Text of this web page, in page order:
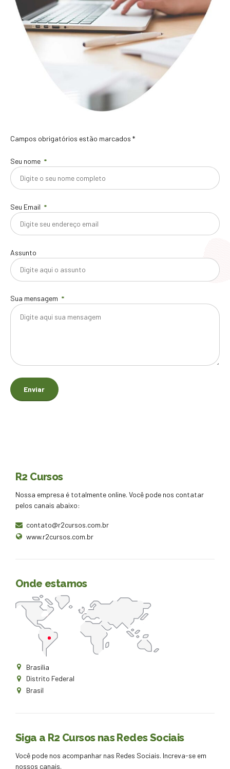
Campos obrigatórios estão marcados *
Seu nome
Seu Email
Assunto
Sua mensagem
R2 Cursos
Nossa empresa é totalmente online. Você pode nos contatar
pelos canais abaixo:
contato@r2cursos.com.br
www.r2cursos.com.br
Onde estamos
Brasilia
Distrito Federal
Brasil
Siga a R2 Cursos nas Redes Sociais
Você pode nos acompanhar nas Redes Sociais. Increva-se em
nossos canais.